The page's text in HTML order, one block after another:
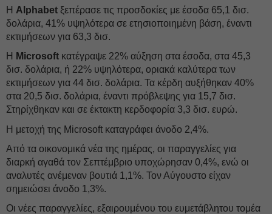
Η Alphabet ξεπέρασε τις προσδοκίες με έσοδα 65,1 δισ.
δολάρια, 41% υψηλότερα σε ετησιοποιημένη βάση, έναντι
εκτιμήσεων για 63,3 δισ.
Η Microsoft κατέγραψε 22% αύξηση στα έσοδα, στα 45,3
δισ. δολάρια, ή 22% υψηλότερα, οριακά καλύτερα των
εκτιμήσεων για 44 δισ. δολάρια. Τα κέρδη αυξήθηκαν 40%
στα 20,5 δισ. δολάρια, έναντι πρόβλεψης για 15,7 δισ.
Στηρίχθηκαν και σε έκτακτη κερδοφορία 3,3 δισ. ευρώ.
Η μετοχή της Microsoft καταγράφει άνοδο 2,4%.
Από τα οικονομικά νέα της ημέρας, οι παραγγελίες για
διαρκή αγαθά τον Σεπτέμβριο υποχώρησαν 0,4%, ενώ οι
αναλυτές ανέμεναν βουτιά 1,1%. Τον Αύγουστο είχαν
σημειώσει άνοδο 1,3%.
Οι νέες παραγγελίες, εξαιρουμένου του ευμετάβλητου τομέα